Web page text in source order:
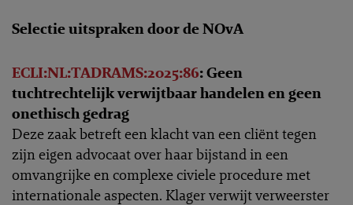
Selectie uitspraken door de NOvA
ECLI:NL:TADRAMS:2025:86: Geen
tuchtrechtelijk verwijtbaar handelen en geen
onethisch gedrag
Deze zaak betreft een klacht van een cliënt tegen
zijn eigen advocaat over haar bijstand in een
omvangrijke en complexe civiele procedure met
internationale aspecten. Klager verwijt verweerster